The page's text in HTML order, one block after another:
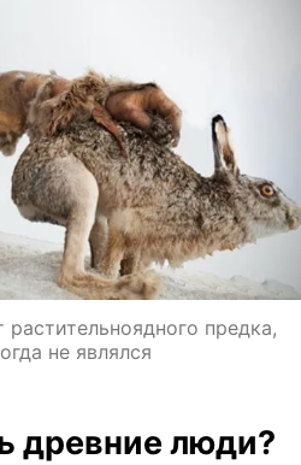
предка,
не являлся
древние люди?